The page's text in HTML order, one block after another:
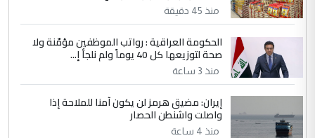
الموضوع :
وتعديل استمارة قرعة الحج
صلاح مهدي حسن
التعليق : صلاح مهدي حسن ...
هيئة الحج تصدر قرارا يخص "لم الشمل"
وتعديل استمارة قرعة الحج
منذ 45 دقيقة
الحكومة العراقية : رواتب الموظفين مؤمّنة ولا
صحة لتوزيعها كل 40 يوماً ولم نلجأ إ...
منذ 3 ساعة
إيران: مضيق هرمز لن يكون آمنا للملاحة إذا
واصلت واشنطن الحصار
منذ 4 ساعة